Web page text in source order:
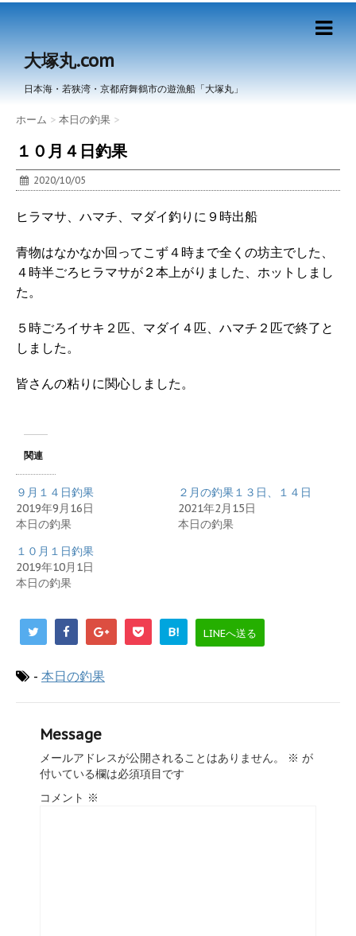
大塚丸.com
日本海・若狭湾・京都府舞鶴市の遊漁船「大塚丸」
ホーム > 本日の釣果 >
１０月４日釣果
2020/10/05
ヒラマサ、ハマチ、マダイ釣りに９時出船
青物はなかなか回ってこず４時まで全くの坊主でした、
４時半ごろヒラマサが２本上がりました、ホットしまし
た。
５時ごろイサキ２匹、マダイ４匹、ハマチ２匹で終了と
しました。
皆さんの粘りに関心しました。
関連
９月１４日釣果
2019年9月16日
本日の釣果
２月の釣果１３日、１４日
2021年2月15日
本日の釣果
１０月１日釣果
2019年10月1日
本日の釣果
B! LINEへ送る
- 本日の釣果
Message
メールアドレスが公開されることはありません。 ※ が
付いている欄は必須項目です
コメント ※